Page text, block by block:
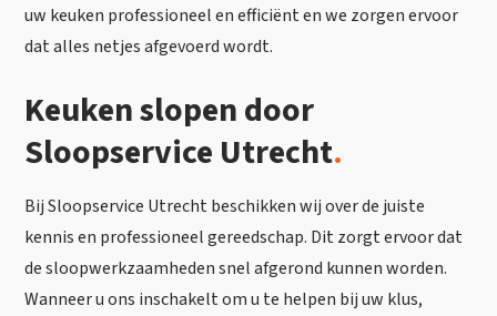
uw keuken professioneel en efficiënt en we zorgen ervoor
dat alles netjes afgevoerd wordt.
Keuken slopen door
Sloopservice Utrecht.
Bij Sloopservice Utrecht beschikken wij over de juiste
kennis en professioneel gereedschap. Dit zorgt ervoor dat
de sloopwerkzaamheden snel afgerond kunnen worden.
Wanneer u ons inschakelt om u te helpen bij uw klus,